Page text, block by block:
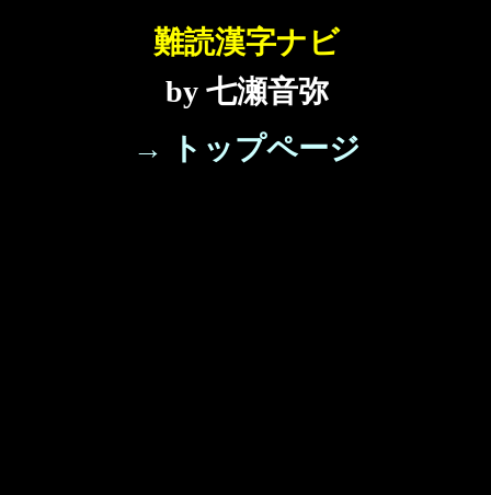
難読漢字ナビ
by 七瀬音弥
→ トップページ